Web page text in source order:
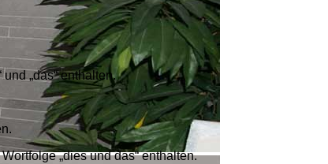
„das“ enthalten.
„dies und das“ enthalten.